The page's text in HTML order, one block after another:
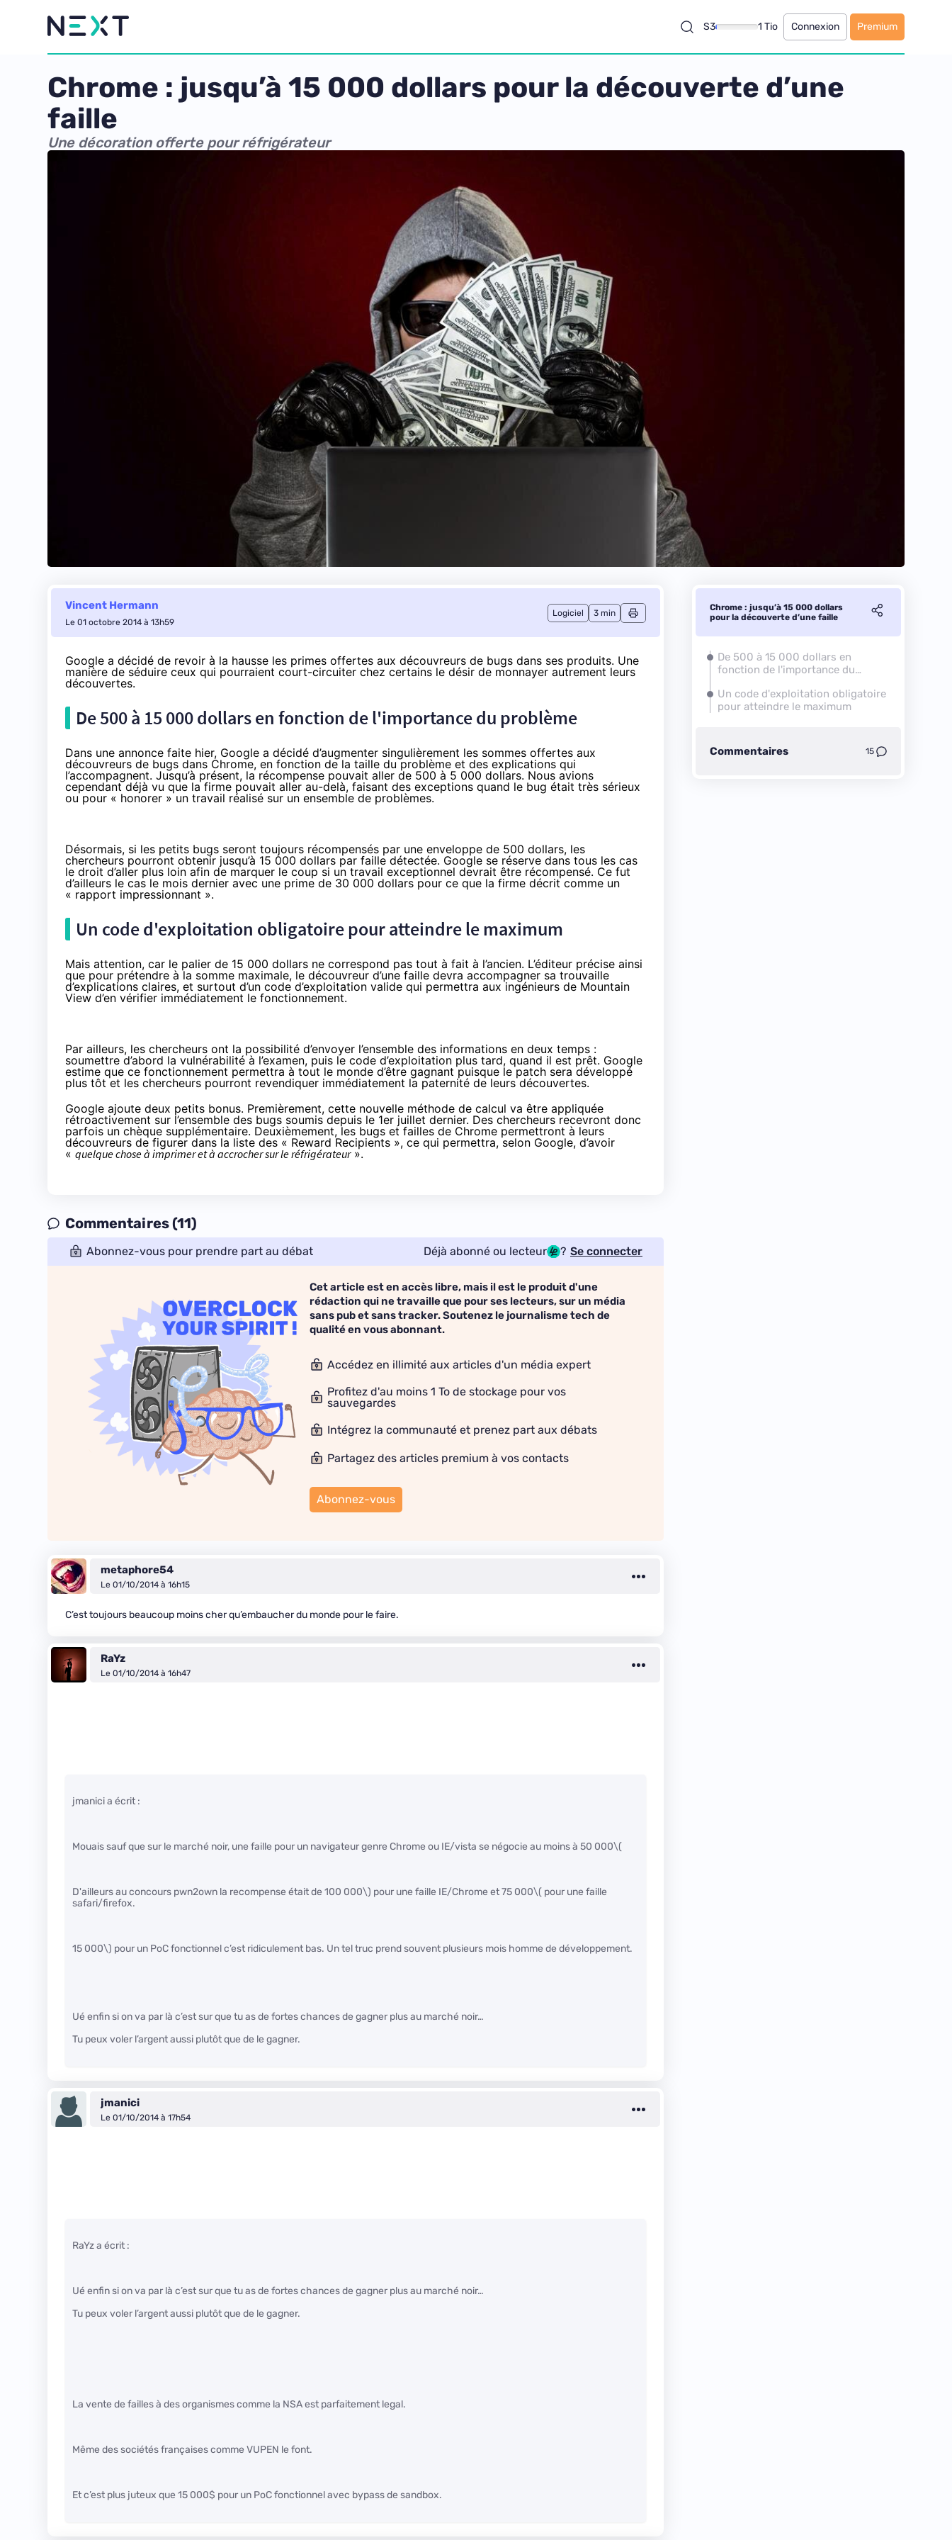
S3 1 Tio Connexion Premium
Chrome : jusqu’à 15 000 dollars pour la découverte d’une
faille
Une décoration offerte pour réfrigérateur
Vincent Hermann
Le 01 octobre 2014 à 13h59
Logiciel 3 min
Google a décidé de revoir à la hausse les primes offertes aux découvreurs de bugs dans ses produits. Une
manière de séduire ceux qui pourraient court-circuiter chez certains le désir de monnayer autrement leurs
découvertes.
De 500 à 15 000 dollars en fonction de l'importance du problème
Dans une annonce faite hier, Google a décidé d’augmenter singulièrement les sommes offertes aux
découvreurs de bugs dans Chrome, en fonction de la taille du problème et des explications qui
l’accompagnent. Jusqu’à présent, la récompense pouvait aller de 500 à 5 000 dollars. Nous avions
cependant déjà vu que la firme pouvait aller au-delà, faisant des exceptions quand le bug était très sérieux
ou pour « honorer » un travail réalisé sur un ensemble de problèmes.
Désormais, si les petits bugs seront toujours récompensés par une enveloppe de 500 dollars, les
chercheurs pourront obtenir jusqu’à 15 000 dollars par faille détectée. Google se réserve dans tous les cas
le droit d’aller plus loin afin de marquer le coup si un travail exceptionnel devrait être récompensé. Ce fut
d’ailleurs le cas le mois dernier avec une prime de 30 000 dollarspour ce que la firme décrit comme un
« rapport impressionnant ».
Un code d'exploitation obligatoire pour atteindre le maximum
Mais attention, car le palier de 15 000 dollars ne correspond pas tout à fait à l’ancien. L’éditeur précise ainsi
que pour prétendre à la somme maximale, le découvreur d’une faille devra accompagner sa trouvaille
d’explications claires, et surtout d’un code d’exploitation valide qui permettra aux ingénieurs de Mountain
View d’en vérifier immédiatement le fonctionnement.
Par ailleurs, les chercheurs ont la possibilité d’envoyer l’ensemble des informations en deux temps :
soumettre d’abord la vulnérabilité à l’examen, puis le code d’exploitation plus tard, quand il est prêt. Google
estime que ce fonctionnement permettra à tout le monde d’être gagnant puisque le patch sera développé
plus tôt et les chercheurs pourront revendiquer immédiatement la paternité de leurs découvertes.
Google ajoute deux petits bonus. Premièrement, cette nouvelle méthode de calcul va être appliquée
rétroactivement sur l’ensemble des bugs soumis depuis le 1er juillet dernier. Des chercheurs recevront donc
parfois un chèque supplémentaire. Deuxièmement, les bugs et failles de Chrome permettront à leurs
découvreurs de figurer dans la liste des « Reward Recipients », ce qui permettra, selon Google, d’avoir
« quelque chose à imprimer et à accrocher sur le réfrigérateur».
Commentaires (11)
Abonnez-vous pour prendre part au débat Déjà abonné ou lecteur ? Se connecter
Cet article est en accès libre, mais il est le produit d'une
rédaction qui ne travaille que pour ses lecteurs, sur un média
sans pub et sans tracker. Soutenez le journalisme tech de
qualité en vous abonnant.
Accédez en illimité aux articles d'un média expert
Profitez d'au moins 1 To de stockage pour vos
sauvegardes
Intégrez la communauté et prenez part aux débats
Partagez des articles premium à vos contacts
Abonnez-vous
metaphore54
Le 01/10/2014 à 16h15
C’est toujours beaucoup moins cher qu’embaucher du monde pour le faire.
RaYz
Le 01/10/2014 à 16h47
jmanici a écrit :
Mouais sauf que sur le marché noir, une faille pour un navigateur genre Chrome ou IE/vista se négocie au moins à 50 000\(
D'ailleurs au concours pwn2own la recompense était de 100 000\) pour une faille IE/Chrome et 75 000\( pour une faille
safari/firefox.
15 000\) pour un PoC fonctionnel c’est ridiculement bas. Un tel truc prend souvent plusieurs mois homme de développement.
Ué enfin si on va par là c’est sur que tu as de fortes chances de gagner plus au marché noir…
Tu peux voler l’argent aussi plutôt que de le gagner.
jmanici
Le 01/10/2014 à 17h54
RaYz a écrit :
Ué enfin si on va par là c’est sur que tu as de fortes chances de gagner plus au marché noir…
Tu peux voler l’argent aussi plutôt que de le gagner.
La vente de failles à des organismes comme la NSA est parfaitement legal.
Même des sociétés françaises comme VUPEN le font.
Et c’est plus juteux que 15 000$ pour un PoC fonctionnel avec bypass de sandbox.
Chrome : jusqu’à 15 000 dollars
pour la découverte d’une faille
De 500 à 15 000 dollars en
fonction de l'importance du
Un code d'exploitation obligatoire
pour atteindre le maximum
Commentaires 15